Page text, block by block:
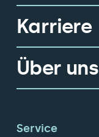
Karriere
Über uns
Service